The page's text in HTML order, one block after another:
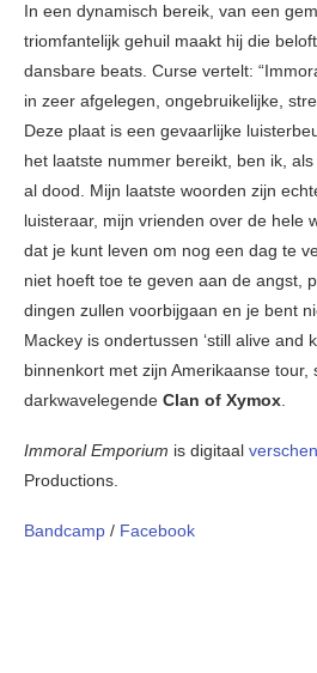
In een dynamisch bereik, van een
triomfantelijk gehuil maakt hij die
dansbare beats. Curse vertelt:
in zeer afgelegen, ongebruikelijke,
Deze plaat is een gevaarlijke
het laatste nummer bereikt, ben ik,
al dood. Mijn laatste woorden zijn
luisteraar, mijn vrienden over de hele
dat je kunt leven om nog een dag te
niet hoeft toe te geven aan de angst,
dingen zullen voorbijgaan en je bent
Mackey is ondertussen ‘still alive and
binnenkort met zijn Amerikaanse tour,
darkwavelegende Clan of Xymox.
Immoral Emporium is digitaal
Productions.
Bandcamp / Facebook